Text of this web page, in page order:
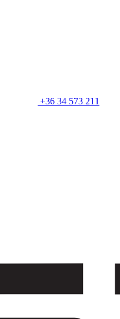
+36 34 573 211